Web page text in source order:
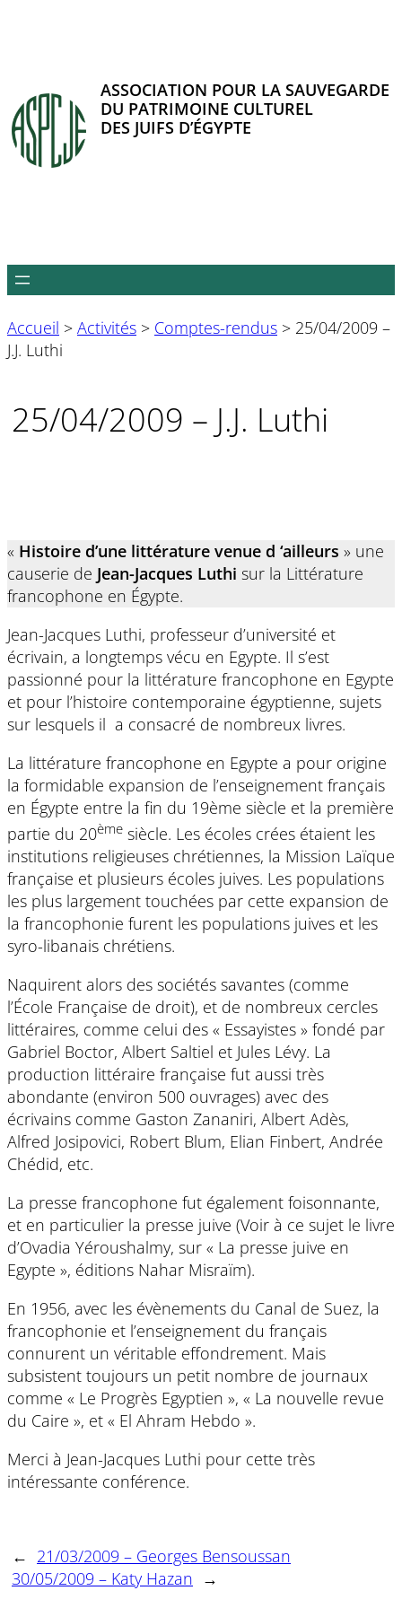
ASSOCIATION POUR LA SAUVEGARDE
DU PATRIMOINE CULTUREL
DES JUIFS D’ÉGYPTE
Accueil > Activités > Comptes-rendus > 25/04/2009 –
J.J. Luthi
25/04/2009 – J.J. Luthi
« Histoire d’une littérature venue d ‘ailleurs » une
causerie de Jean-Jacques Luthi sur la Littérature
francophone en Égypte.
Jean-Jacques Luthi, professeur d’université et
écrivain, a longtemps vécu en Egypte. Il s’est
passionné pour la littérature francophone en Egypte
et pour l’histoire contemporaine égyptienne, sujets
sur lesquels il a consacré de nombreux livres.
La littérature francophone en Egypte a pour origine
la formidable expansion de l’enseignement français
en Égypte entre la fin du 19ème siècle et la première
partie du 20ème siècle. Les écoles crées étaient les
institutions religieuses chrétiennes, la Mission Laïque
française et plusieurs écoles juives. Les populations
les plus largement touchées par cette expansion de
la francophonie furent les populations juives et les
syro-libanais chrétiens.
Naquirent alors des sociétés savantes (comme
l’École Française de droit), et de nombreux cercles
littéraires, comme celui des « Essayistes » fondé par
Gabriel Boctor, Albert Saltiel et Jules Lévy. La
production littéraire française fut aussi très
abondante (environ 500 ouvrages) avec des
écrivains comme Gaston Zananiri, Albert Adès,
Alfred Josipovici, Robert Blum, Elian Finbert, Andrée
Chédid, etc.
La presse francophone fut également foisonnante,
et en particulier la presse juive (Voir à ce sujet le livre
d’Ovadia Yéroushalmy, sur « La presse juive en
Egypte », éditions Nahar Misraïm).
En 1956, avec les évènements du Canal de Suez, la
francophonie et l’enseignement du français
connurent un véritable effondrement. Mais
subsistent toujours un petit nombre de journaux
comme « Le Progrès Egyptien », « La nouvelle revue
du Caire », et « El Ahram Hebdo ».
Merci à Jean-Jacques Luthi pour cette très
intéressante conférence.
← 21/03/2009 – Georges Bensoussan
30/05/2009 – Katy Hazan →